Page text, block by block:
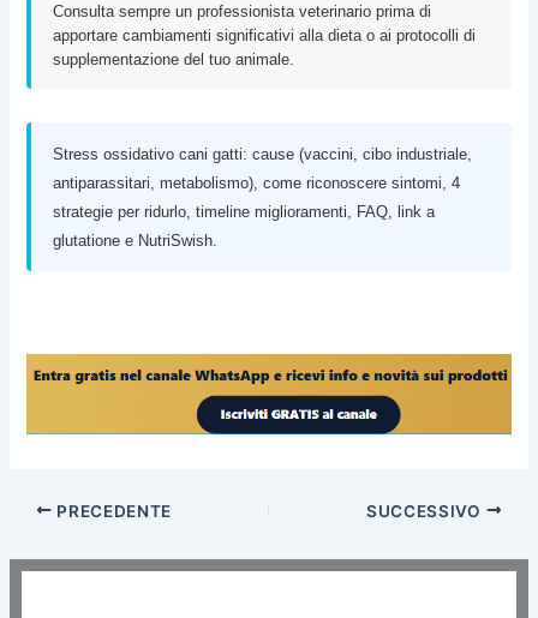
Consulta sempre un professionista veterinario prima di
apportare cambiamenti significativi alla dieta o ai protocolli di
supplementazione del tuo animale.
Stress ossidativo cani gatti: cause (vaccini, cibo industriale,
antiparassitari, metabolismo), come riconoscere sintomi, 4
strategie per ridurlo, timeline miglioramenti, FAQ, link a
glutatione e NutriSwish.
PRECEDENTE SUCCESSIVO